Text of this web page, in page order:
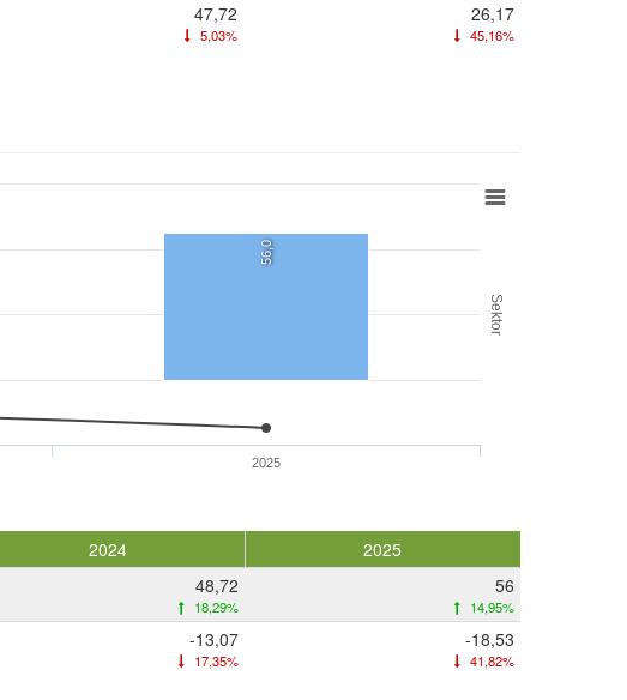
47,72
5,03%
26,17
45,16%
Sektor
56,0
2025
2024
2025
48,72
18,29%
56
14,95%
-13,07
17,35%
-18,53
41,82%